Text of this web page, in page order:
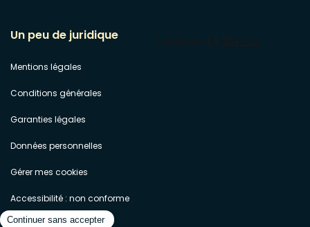
Un peu de juridique
Mentions légales
Conditions générales
Garanties légales
Données personnelles
Gérer mes cookies
Accessibilité : non conforme